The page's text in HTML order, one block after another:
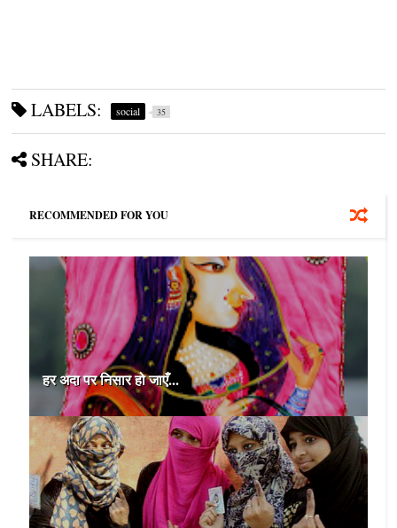
LABELS: social 35
SHARE:
RECOMMENDED FOR YOU
हर अदा पर निसार हो जाएँ...